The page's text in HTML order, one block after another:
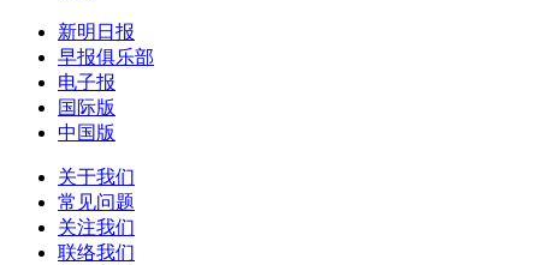
新明日报
早报俱乐部
电子报
国际版
中国版
关于我们
常见问题
关注我们
联络我们